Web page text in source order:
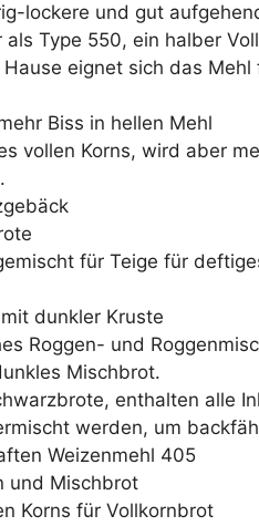
lockere und gut
Type 550, ein halber
eignet sich das
Biss in hellen Mehl
vollen Korns, wird aber
für Teige für
dunkler Kruste
Roggen- und
Mischbrot.
enthalten alle
werden, um
Weizenmehl 405
und Mischbrot
Korns für Vollkornbrot